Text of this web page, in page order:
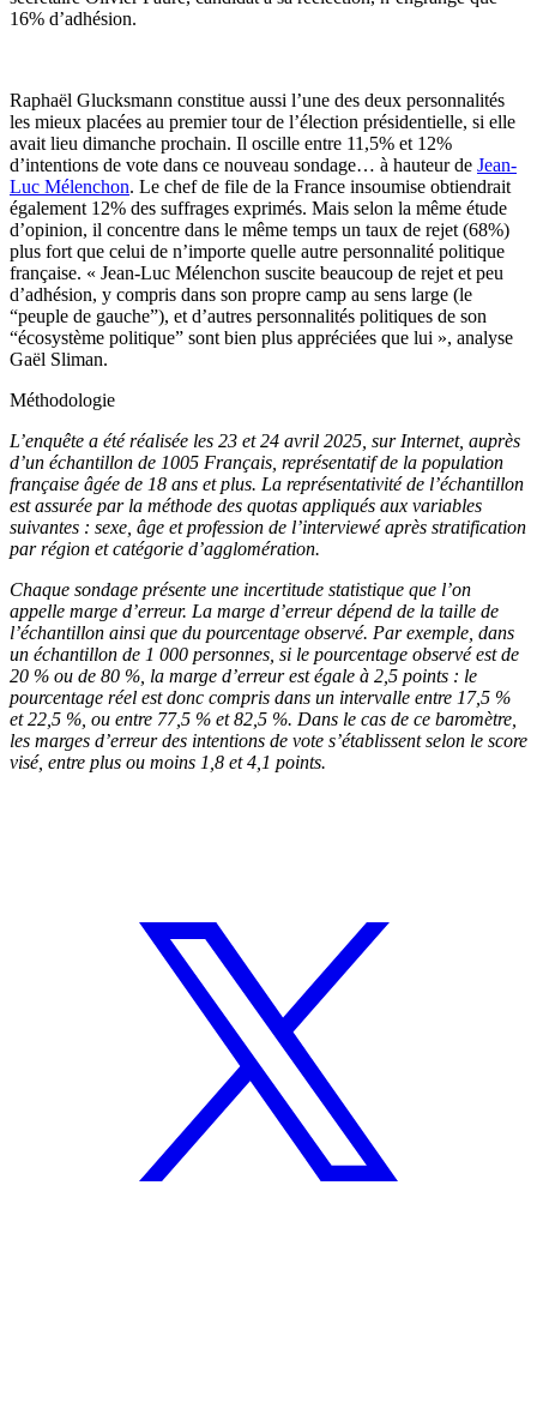
16% d’adhésion.
Raphaël Glucksmann constitue aussi l’une des deux personnalités
les mieux placées au premier tour de l’élection présidentielle, si elle
avait lieu dimanche prochain. Il oscille entre 11,5% et 12%
d’intentions de vote dans ce nouveau sondage… à hauteur de Jean-
Luc Mélenchon. Le chef de file de la France insoumise obtiendrait
également 12% des suffrages exprimés. Mais selon la même étude
d’opinion, il concentre dans le même temps un taux de rejet (68%)
plus fort que celui de n’importe quelle autre personnalité politique
française. « Jean-Luc Mélenchon suscite beaucoup de rejet et peu
d’adhésion, y compris dans son propre camp au sens large (le
“peuple de gauche”), et d’autres personnalités politiques de son
“écosystème politique” sont bien plus appréciées que lui », analyse
Gaël Sliman.
Méthodologie
L’enquête a été réalisée les 23 et 24 avril 2025, sur Internet, auprès
d’un échantillon de 1005 Français, représentatif de la population
française âgée de 18 ans et plus. La représentativité de l’échantillon
est assurée par la méthode des quotas appliqués aux variables
suivantes : sexe, âge et profession de l’interviewé après stratification
par région et catégorie d’agglomération.
Chaque sondage présente une incertitude statistique que l’on
appelle marge d’erreur. La marge d’erreur dépend de la taille de
l’échantillon ainsi que du pourcentage observé. Par exemple, dans
un échantillon de 1 000 personnes, si le pourcentage observé est de
20 % ou de 80 %, la marge d’erreur est égale à 2,5 points : le
pourcentage réel est donc compris dans un intervalle entre 17,5 %
et 22,5 %, ou entre 77,5 % et 82,5 %. Dans le cas de ce baromètre,
les marges d’erreur des intentions de vote s’établissent selon le score
visé, entre plus ou moins 1,8 et 4,1 points.